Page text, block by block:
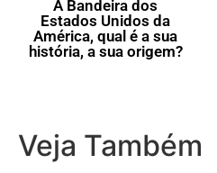
A Bandeira dos
Estados Unidos da
América, qual é a sua
história, a sua origem?
Veja Também